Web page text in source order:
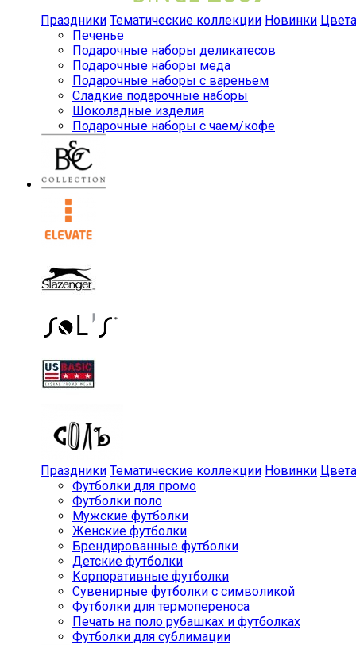
Праздники Тематические коллекции Новинки Цвета
Печенье
Подарочные наборы деликатесов
Подарочные наборы меда
Подарочные наборы с вареньем
Сладкие подарочные наборы
Шоколадные изделия
Подарочные наборы с чаем/кофе
Праздники Тематические коллекции Новинки Цвета
Футболки для промо
Футболки поло
Мужские футболки
Женские футболки
Брендированные футболки
Детские футболки
Корпоративные футболки
Сувенирные футболки с символикой
Футболки для термопереноса
Печать на поло рубашках и футболках
Футболки для сублимации